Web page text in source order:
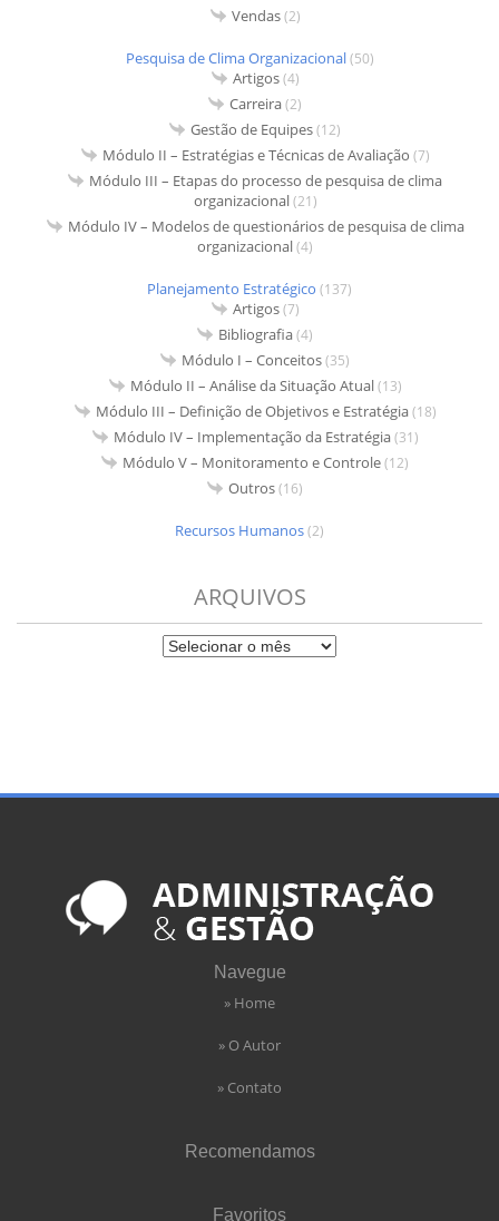
Vendas(2)
Pesquisa de Clima Organizacional(50)
Artigos(4)
Carreira(2)
Gestão de Equipes(12)
Módulo II – Estratégias e Técnicas de Avaliação (7)
Módulo III – Etapas do processo de pesquisa de clima
organizacional(21)
Módulo IV – Modelos de questionários de pesquisa de clima
organizacional(4)
Planejamento Estratégico (137)
Artigos(7)
Bibliografia(4)
Módulo I – Conceitos(35)
Módulo II – Análise da Situação Atual(13)
Módulo III – Definição de Objetivos e Estratégia(18)
Módulo IV – Implementação da Estratégia(31)
Módulo V – Monitoramento e Controle(12)
Outros(16)
Recursos Humanos(2)
ARQUIVOS
Navegue
» Home
» O Autor
» Contato
Recomendamos
Favoritos